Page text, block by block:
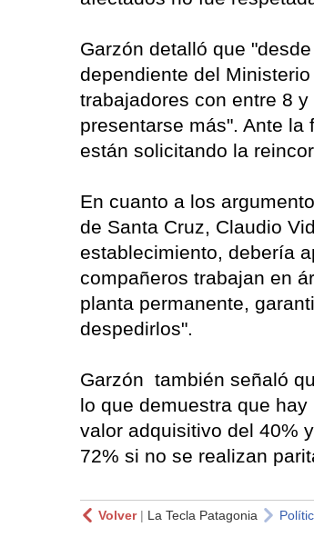
Garzón detalló que
dependiente del
trabajadores con entre 8
presentarse más". Ante
están solicitando la
En cuanto a los
de Santa Cruz, Claudio
establecimiento, debería
compañeros trabajan en
planta permanente,
despedirlos".
Garzón también señaló
lo que demuestra que
valor adquisitivo del 40%
72% si no se realizan
Volver| La Tecla Patagonia